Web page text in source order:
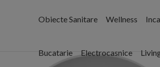
Obiecte Sanitare Wellness
Bucatarie Electrocasnice